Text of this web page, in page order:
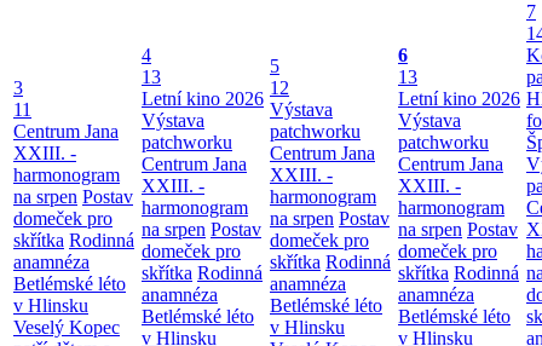
3
11
Centrum Jana
XXIII. -
harmonogram
na srpen Postav
domeček pro
skřítka Rodinná
anamnéza
Betlémské léto
v Hlinsku
Veselý Kopec
4
13
Letní kino 2026
Výstava
patchworku
Centrum Jana
XXIII. -
harmonogram
na srpen Postav
domeček pro
skřítka Rodinná
anamnéza
Betlémské léto
v Hlinsku
5
12
Výstava
patchworku
Centrum Jana
XXIII. -
harmonogram
na srpen Postav
domeček pro
skřítka Rodinná
anamnéza
Betlémské léto
v Hlinsku
6
13
Letní kino 2026
Výstava
patchworku
Centrum Jana
XXIII. -
harmonogram
na srpen Postav
domeček pro
skřítka Rodinná
anamnéza
Betlémské léto
v Hlinsku
7